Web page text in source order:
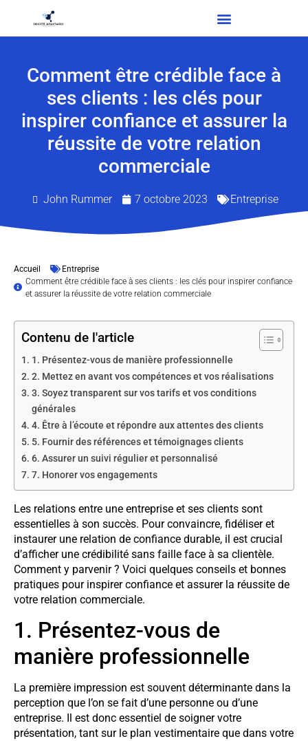
Comment être crédible face à
ses clients : les clés pour
inspirer confiance et assurer la
réussite de votre relation
commerciale
John Rummer 7 octobre 2023 Entreprise
Accueil
Entreprise
Comment être crédible face à ses clients : les clés pour inspirer confiance
et assurer la réussite de votre relation commerciale
Contenu de l'article
1. Présentez-vous de manière professionnelle
2. Mettez en avant vos compétences et vos réalisations
3. Soyez transparent sur vos tarifs et vos conditions
générales
4. Être à l’écoute et répondre aux attentes des clients
5. Fournir des références et témoignages clients
6. Assurer un suivi régulier et personnalisé
7. Honorer vos engagements
Les relations entre une entreprise et ses clients sont
essentielles à son succès. Pour convaincre, fidéliser et
instaurer une relation de confiance durable, il est crucial
d’afficher une crédibilité sans faille face à sa clientèle.
Comment y parvenir ? Voici quelques conseils et bonnes
pratiques pour inspirer confiance et assurer la réussite de
votre relation commerciale.
1. Présentez-vous de
manière professionnelle
La première impression est souvent déterminante dans la
perception que l’on se fait d’une personne ou d’une
entreprise. Il est donc essentiel de soigner votre
présentation, tant sur le plan vestimentaire que dans votre